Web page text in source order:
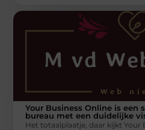
Your Business Online is een
bureau met een duidelijke
Het totaalplaatje, daar kijkt Your